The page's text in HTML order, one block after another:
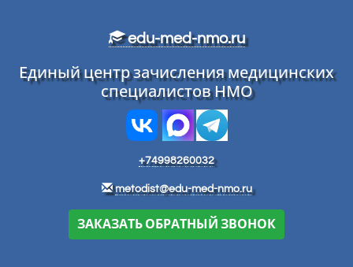
edu-med-nmo.ru
Единый центр зачисления медицинских
специалистов НМО
+74998260032
metodist@edu-med-nmo.ru
ЗАКАЗАТЬ ОБРАТНЫЙ ЗВОНОК